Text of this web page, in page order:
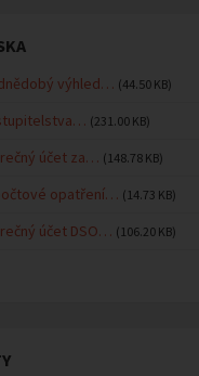
výhled… (44.50 KB)
(231.00 KB)
účet za… (148.78 KB)
opatření… (14.73 KB)
účet DSO… (106.20 KB)